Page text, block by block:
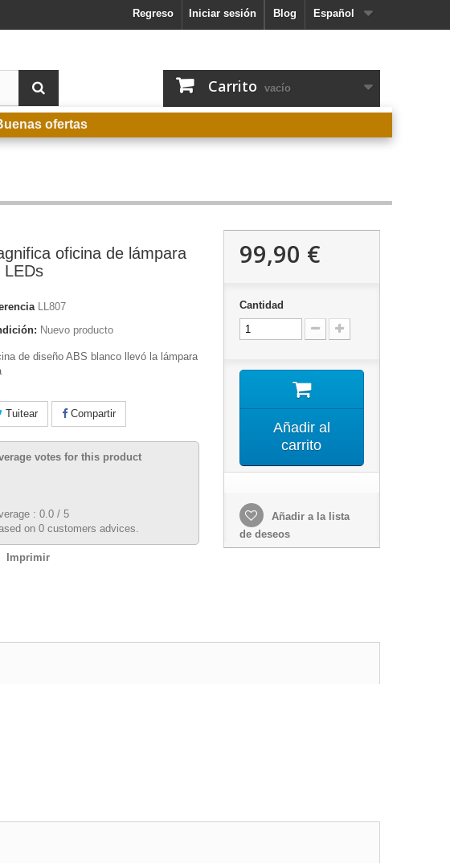
Español
Blog
Iniciar sesión
Regreso
Carrito vacío
ofertas
oficina de lámpara
LEDs
LL807
Nuevo producto
de diseño ABS blanco llevó la lámpara
Tuitear Compartir
votes for this product
: 0.0 / 5
on 0 customers advices.
Imprimir
99,90 €
Cantidad
Añadir al
carrito
Añadir a la lista
de deseos